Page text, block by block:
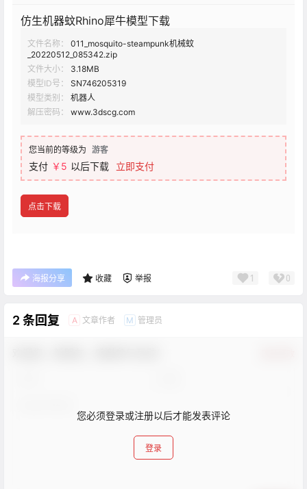
仿生机器蚊Rhino犀牛模型下载
文件名称：
011_mosquito-steampunk机械蚊
_20220512_085342.zip
文件大小：
3.18MB
模型ID号：
SN746205319
模型类别：
机器人
解压密码：
www.3dscg.com
您当前的等级为 游客
支付 ￥5 以后下载 立即支付
点击下载
海报分享 收藏 举报 1 0
2 条回复 A 文章作者 M 管理员
您必须登录或注册以后才能发表评论
登录